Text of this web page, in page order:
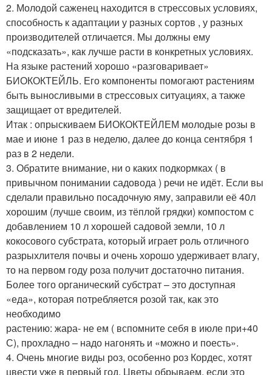
2. Молодой саженец находится в стрессовых условиях,
способность к адаптации у разных сортов , у разных
производителей отличается. Мы должны ему
«подсказать», как лучше расти в конкретных условиях.
На языке растений хорошо «разговаривает»
БИОКОКТЕЙЛЬ. Его компоненты помогают растениям
быть выносливыми в стрессовых ситуациях, а также
защищает от вредителей.
Итак : опрыскиваем БИОКОКТЕЙЛЕМ молодые розы в
мае и июне 1 раз в неделю, далее до конца сентября 1
раз в 2 недели.
3. Обратите внимание, ни о каких подкормках ( в
привычном понимании садовода ) речи не идёт. Если вы
сделали правильно посадочную яму, заправили её 40л
хорошим (лучше своим, из тёплой грядки) компостом с
добавлением 10 л хорошей садовой земли, 10 л
кокосового субстрата, который играет роль отличного
разрыхлителя почвы и очень хорошо удерживает влагу,
то на первом году роза получит достаточно питания.
Более того органический субстрат – это доступная
«еда», которая потребляется розой так, как это
необходимо
растению: жара- не ем ( вспомните себя в июле при+40
С), прохладно – надо нагонять и «можно и поесть».
4. Очень многие виды роз, особенно роз Кордес, хотят
цвести уже в первый год. Цветы обрываем, если это